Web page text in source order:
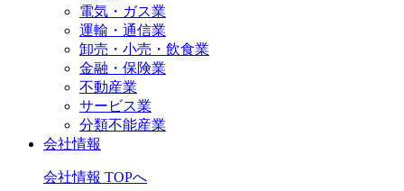
電気・ガス業
運輸・通信業
卸売・小売・飲食業
金融・保険業
不動産業
サービス業
分類不能産業
会社情報
会社情報 TOPへ